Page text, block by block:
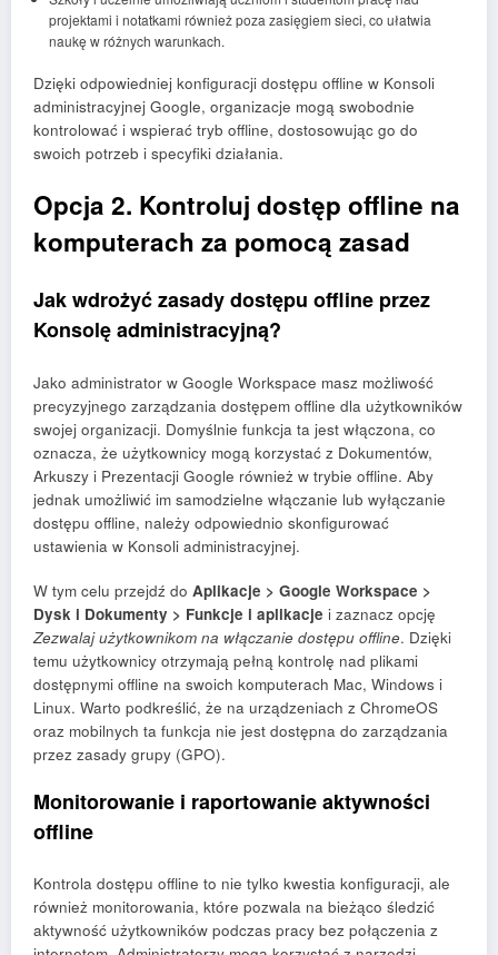
projektami i notatkami również poza zasięgiem sieci, co ułatwia
naukę w różnych warunkach.
Dzięki odpowiedniej konfiguracji dostępu offline w Konsoli
administracyjnej Google, organizacje mogą swobodnie
kontrolować i wspierać tryb offline, dostosowując go do
swoich potrzeb i specyfiki działania.
Opcja 2. Kontroluj dostęp offline na
komputerach za pomocą zasad
Jak wdrożyć zasady dostępu offline przez
Konsolę administracyjną?
Jako administrator w Google Workspace masz możliwość
precyzyjnego zarządzania dostępem offline dla użytkowników
swojej organizacji. Domyślnie funkcja ta jest włączona, co
oznacza, że użytkownicy mogą korzystać z Dokumentów,
Arkuszy i Prezentacji Google również w trybie offline. Aby
jednak umożliwić im samodzielne włączanie lub wyłączanie
dostępu offline, należy odpowiednio skonfigurować
ustawienia w Konsoli administracyjnej.
W tym celu przejdź do Aplikacje > Google Workspace >
Dysk i Dokumenty > Funkcje i aplikacje i zaznacz opcję
Zezwalaj użytkownikom na włączanie dostępu offline. Dzięki
temu użytkownicy otrzymają pełną kontrolę nad plikami
dostępnymi offline na swoich komputerach Mac, Windows i
Linux. Warto podkreślić, że na urządzeniach z ChromeOS
oraz mobilnych ta funkcja nie jest dostępna do zarządzania
przez zasady grupy (GPO).
Monitorowanie i raportowanie aktywności
offline
Kontrola dostępu offline to nie tylko kwestia konfiguracji, ale
również monitorowania, które pozwala na bieżąco śledzić
aktywność użytkowników podczas pracy bez połączenia z